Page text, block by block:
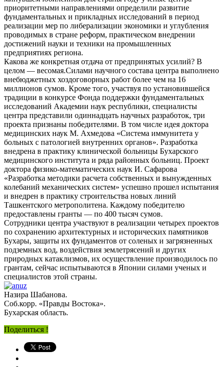
приоритетными направлениями определили развитие
фундаментальных и прикладных исследований в период
реализации мер по либерализации экономики и углубления
проводимых в стране реформ, практическом внедрении
достижений науки и техники на промышленных
предприятиях региона.
Какова же конкретная отдача от предпринятых усилий? В
целом — весомая.Силами научного состава центра выполнено
внебюджетных хоздоговорных работ более чем на 16
миллионов сумов. Кроме того, участвуя по установившейся
традиции в конкурсе Фонда поддержки фундаментальных
исследований Академии наук республики, специалисты
центра представили одиннадцать научных разработок, три
проекта признаны победителями. В том числе идея доктора
медицинских наук М. Ахмедова «Система иммунитета у
больных с патологией внутренних органов». Разработка
внедрена в практику клинической больницы Бухарского
медицинского института и ряда районных больниц. Проект
доктора физико-математических наук И. Сафарова
«Разработка методики расчета собственных и вынужденных
колебаний механических систем» успешно прошел испытания
и внедрен в практику строительства новых линий
Ташкентского метрополитена. Каждому победителю
предоставлены гранты — по 400 тысяч сумов.
Сотрудники центра участвуют в реализации четырех проектов
по сохранению архитектурных и исторических памятников
Бухары, защиты их фундаментов от соленых и загрязненных
подземных вод, воздействия землетрясений и других
природных катаклизмов, их осуществление производилось по
грантам, сейчас испытываются в Японии силами ученых и
специалистов этой страны.
Назира Шабанова.
Соб.корр. «Правды Востока».
Бухарская область.
Поделиться !